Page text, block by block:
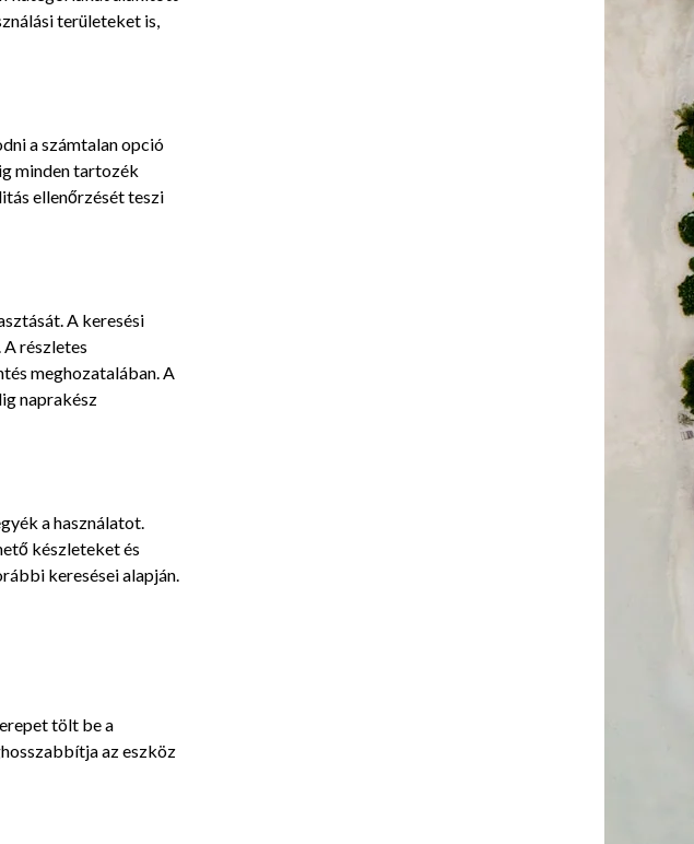
területeket is,
a számtalan opció
minden tartozék
ellenőrzését teszi
A keresési
részletes
meghozatalában. A
naprakész
a használatot.
készleteket és
keresései alapján.
tölt be a
az eszköz